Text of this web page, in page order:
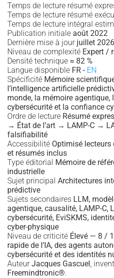
Temps de lecture résumé
Temps de lecture résumé
Temps de lecture intégral
Publication initiale août 2022
Dernière mise à jour juillet 2026
Niveau de complexité Expert /
Densité technique ≈ 82 %
Langue disponible FR · EN
Spécificité Mémoire
l’intelligence artificielle
monde, la mémoire agentique,
cybersécurité et la confiance
Ordre de lecture Résumé
→ État de l’art → LAMP-C →
falsifiabilité
Accessibilité Optimisé lecteurs
et résumés inclus
Type éditorial Mémoire de
industrielle
Sujet principal Architectures
prédictive
Sujets secondaires LLM,
agentique, causalité, LAMP-C,
cybersécurité, EviSKMS,
cyber-physique
Niveau de criticité Élevé — 8 /
rapide de l’IA, des agents
cybersécurité et des identités
AuteurJacques Gascuel ,
Freemindtronic®.